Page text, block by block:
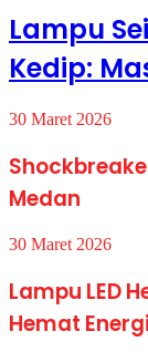
Lampu
Kedip:
30 Maret 2026
Medan
30 Maret 2026
Lampu LED
Hemat Energi